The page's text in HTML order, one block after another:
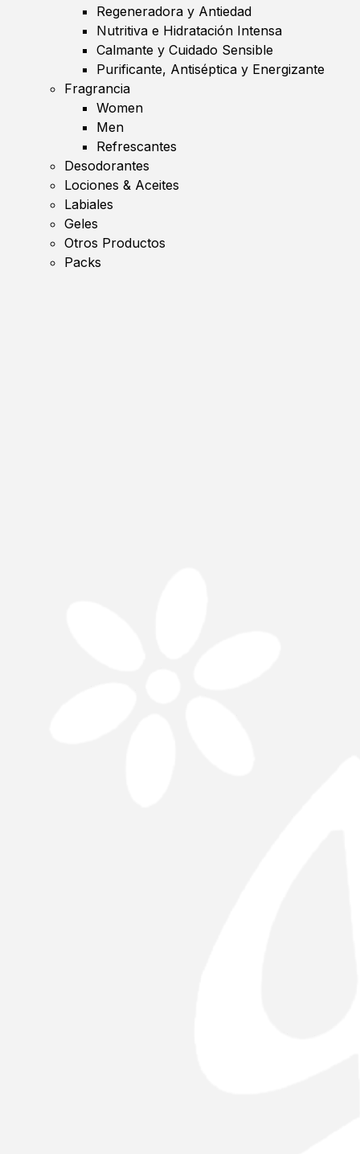
Regeneradora y Antiedad
Nutritiva e Hidratación Intensa
Calmante y Cuidado Sensible
Purificante, Antiséptica y Energizante
Fragrancia
Women
Men
Refrescantes
Desodorantes
Lociones & Aceites
Labiales
Geles
Otros Productos
Packs